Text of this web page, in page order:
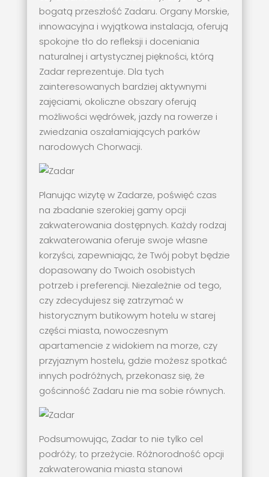
bogatą przeszłość Zadaru. Organy Morskie,
innowacyjna i wyjątkowa instalacja, oferują
spokojne tło do refleksji i doceniania
naturalnej i artystycznej piękności, którą
Zadar reprezentuje. Dla tych
zainteresowanych bardziej aktywnymi
zajęciami, okoliczne obszary oferują
możliwości wędrówek, jazdy na rowerze i
zwiedzania oszałamiających parków
narodowych Chorwacji.
Planując wizytę w Zadarze, poświęć czas
na zbadanie szerokiej gamy opcji
zakwaterowania dostępnych. Każdy rodzaj
zakwaterowania oferuje swoje własne
korzyści, zapewniając, że Twój pobyt będzie
dopasowany do Twoich osobistych
potrzeb i preferencji. Niezależnie od tego,
czy zdecydujesz się zatrzymać w
historycznym butikowym hotelu w starej
części miasta, nowoczesnym
apartamencie z widokiem na morze, czy
przyjaznym hostelu, gdzie możesz spotkać
innych podróżnych, przekonasz się, że
gościnność Zadaru nie ma sobie równych.
Podsumowując, Zadar to nie tylko cel
podróży; to przeżycie. Różnorodność opcji
zakwaterowania miasta stanowi